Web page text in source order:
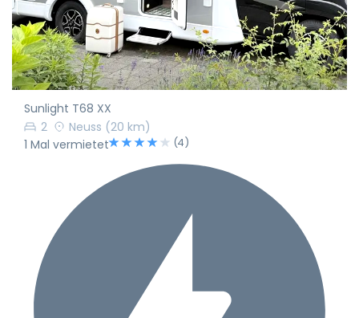
Sunlight T68 XX
2
Neuss (20 km)
1 Mal vermietet
(4)